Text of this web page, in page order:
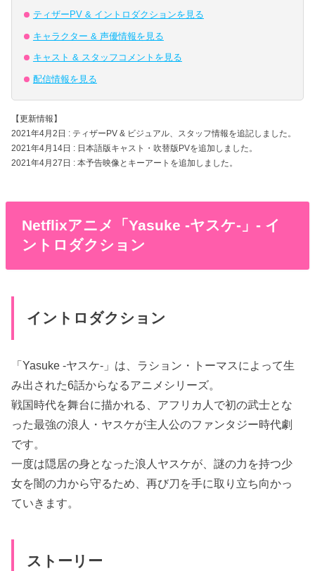
ティザーPV & イントロダクションを見る
キャラクター & 声優情報を見る
キャスト & スタッフコメントを見る
配信情報を見る
【更新情報】
2021年4月2日 : ティザーPV & ビジュアル、スタッフ情報を追記しました。
2021年4月14日 : 日本語版キャスト・吹替版PVを追加しました。
2021年4月27日 : 本予告映像とキーアートを追加しました。
Netflixアニメ「Yasuke -ヤスケ-」- イ
ントロダクション
イントロダクション
「Yasuke -ヤスケ-」は、ラション・トーマスによって生
み出された6話からなるアニメシリーズ。
戦国時代を舞台に描かれる、アフリカ人で初の武士とな
った最強の浪人・ヤスケが主人公のファンタジー時代劇
です。
一度は隠居の身となった浪人ヤスケが、謎の力を持つ少
女を闇の力から守るため、再び刀を手に取り立ち向かっ
ていきます。
ストーリー